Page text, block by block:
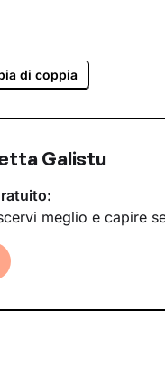
di coppia
Galistu
meglio e capire